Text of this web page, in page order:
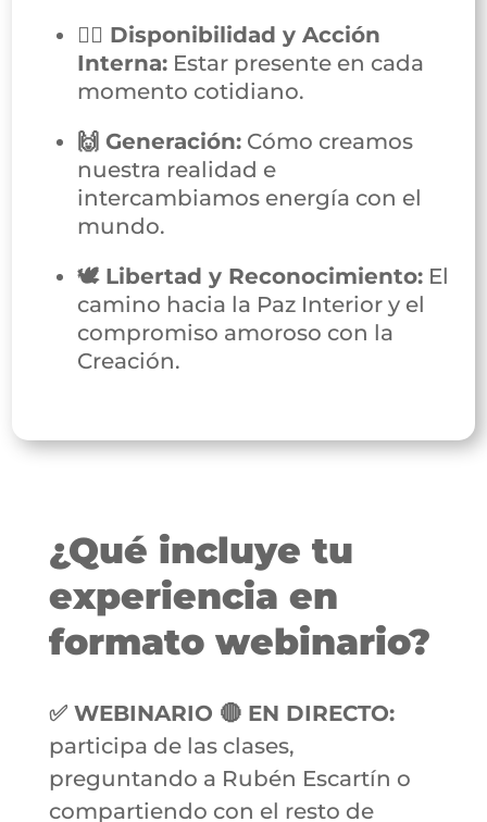
⛓️‍💥 Disponibilidad y Acción
Interna: Estar presente en cada
momento cotidiano.
🙌 Generación: Cómo creamos
nuestra realidad e
intercambiamos energía con el
mundo.
🕊️ Libertad y Reconocimiento: El
camino hacia la Paz Interior y el
compromiso amoroso con la
Creación.
¿Qué incluye tu
experiencia en
formato webinario?
✅ WEBINARIO 🔴 EN DIRECTO:
participa de las clases,
preguntando a Rubén Escartín o
compartiendo con el resto de